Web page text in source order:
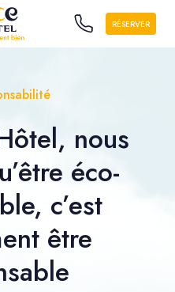
RÉSERVER
nous
éco-
c’est
être